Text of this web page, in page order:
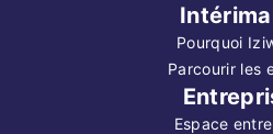
Pourquoi
Parcourir les
Espace